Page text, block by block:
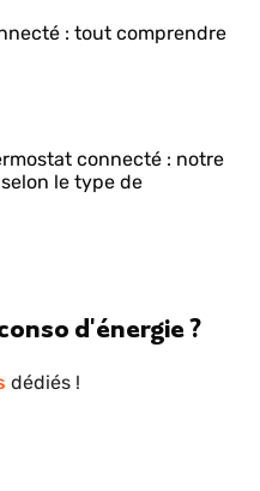
: tout comprendre
connecté : notre
le type de
d'énergie ?
dédiés !